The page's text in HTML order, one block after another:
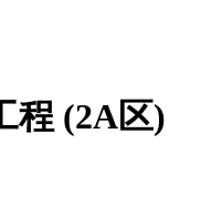
程 (2A区)